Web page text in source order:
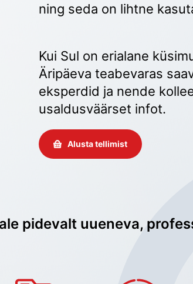
ning seda on lihtne
Kui Sul on erialane
Äripäeva teabevaras
eksperdid ja nende
usaldusväärset infot.
Alusta tellimist
pidevalt uueneva,